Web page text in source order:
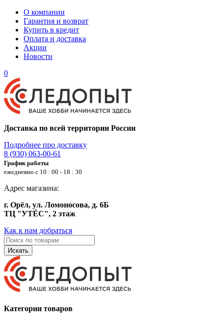
О компании
Гарантия и возврат
Купить в кредит
Оплата и доставка
Акции
Новости
0
Доставка по всей территории России
Подробнее про доставку
8 (930) 063-00-61
График работы
ежедневно с 10 : 00 - 18 : 30
Адрес магазина:
г. Орёл, ул. Ломоносова, д. 6Б
ТЦ "УТЁС", 2 этаж
Как к нам добраться
Искать
Категории товаров